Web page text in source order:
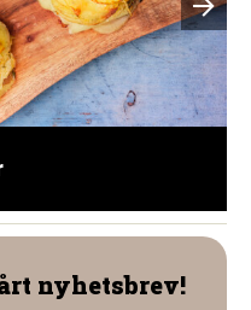
nyhetsbrev!